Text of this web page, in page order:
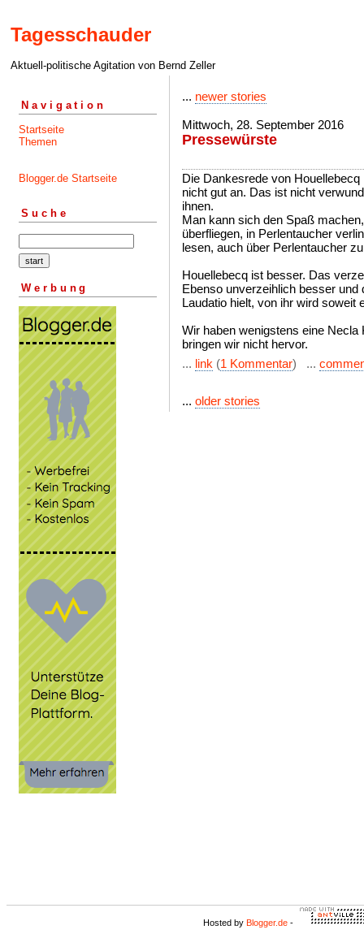
Tagesschauder
Aktuell-politische Agitation von Bernd Zeller
Navigation
Startseite
Themen
Blogger.de Startseite
Suche
Werbung
... newer stories
Mittwoch, 28. September 2016
Pressewürste
Die Dankesrede von
nicht gut an. Das ist nicht
ihnen.
Man kann sich den Spaß
überfliegen, in Perlentaucher
lesen, auch über Perlentaucher
Houellebecq ist besser. Das
Ebenso unverzeihlich besser
Laudatio hielt, von ihr wird soweit
Wir haben wenigstens eine
bringen wir nicht hervor.
... link (1 Kommentar) ...
... older stories
Hosted by Blogger.de -